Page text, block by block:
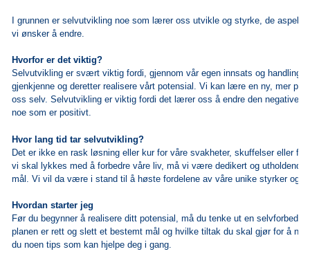
I grunnen er selvutvikling noe som lærer oss utvikle og styrke, de
vi ønsker å endre.
Hvorfor er det viktig?
Selvutvikling er svært viktig fordi, gjennom vår egen innsats og
gjenkjenne og deretter realisere vårt potensial. Vi kan lære en ny, mer
oss selv. Selvutvikling er viktig fordi det lærer oss å endre den negative
noe som er positivt.
Hvor lang tid tar selvutvikling?
Det er ikke en rask løsning eller kur for våre svakheter, skuffelser eller
vi skal lykkes med å forbedre våre liv, må vi være dedikert og utholdende
mål. Vi vil da være i stand til å høste fordelene av våre unike styrker og
Hvordan starter jeg
Før du begynner å realisere ditt potensial, må du tenke ut en
planen er rett og slett et bestemt mål og hvilke tiltak du skal gjør for å nå
du noen tips som kan hjelpe deg i gang.